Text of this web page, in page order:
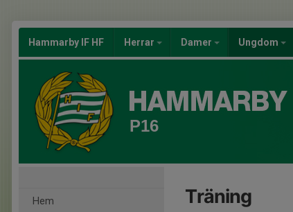
Hammarby IF HF Herrar Damer Ungdom
P16
Hem Träning